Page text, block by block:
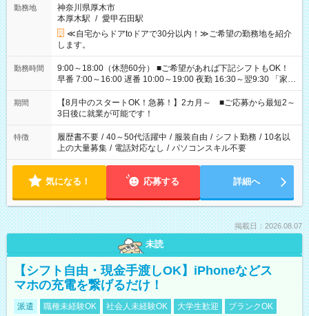
勤務地
神奈川県厚木市
本厚木駅 / 愛甲石田駅
≪自宅からドアtoドアで30分以内！≫ご希望の勤務地を紹介
します。
勤務時間
9:00～18:00（休憩60分） ■ご希望があれば下記シフトもOK！
早番 7:00～16:00 遅番 10:00～19:00 夜勤 16:30～翌9:30 「家族
と休みを合わせたい」 「余裕を持って夕飯の準備がしたい」
「できれば残業はしたくない」 など、ご希望を教えてください
ね。 ※Wワーク希望の方へ 今ご覧のお仕事で希望する勤務時間
と、もう1つのお仕事の勤務時間。 合計で週40時間を超える場
合は応募できません。
期間
【8月中のスタートOK！急募！】2カ月～ ■ご応募から最短2～
3日後に就業が可能です！
特徴 履歴書不要 / 40～50代活躍中 / 服装自由 / シフト勤務 / 10名以
上の大量募集 / 電話対応なし / パソコンスキル不要
気になる！ 応募する 詳細へ
掲載日：2026.08.07
未読
【シフト自由・現金手渡しOK】iPhoneなどス
マホの充電を繋げるだけ！
派遣 職種未経験OK 社会人未経験OK 大学生歓迎
ブランクOK